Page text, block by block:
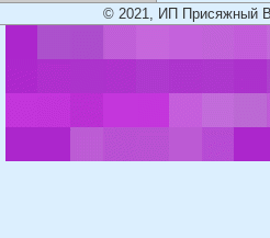
© 2021, ИП Присяжный